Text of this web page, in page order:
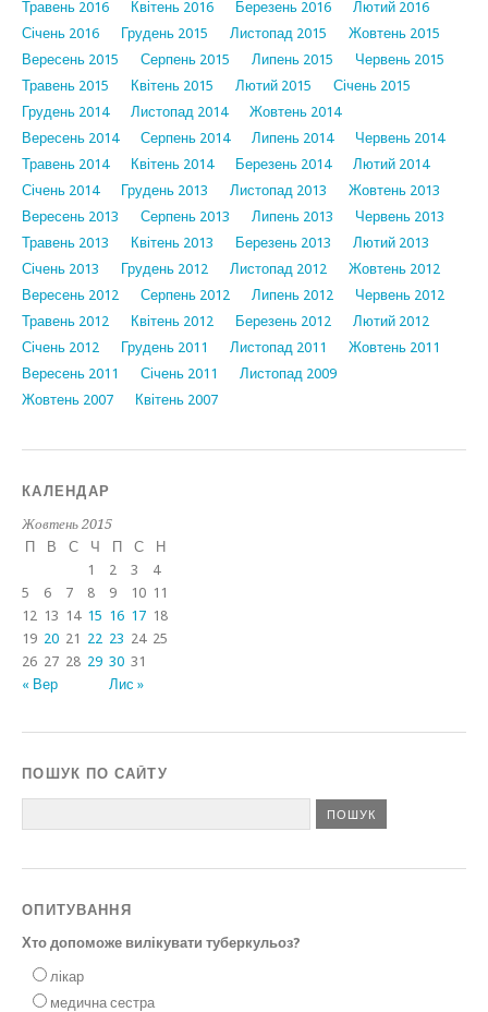
Травень 2016 Квітень 2016 Березень 2016
Лютий 2016
Січень 2016
Грудень 2015 Листопад 2015
Жовтень 2015
Вересень 2015
Серпень 2015 Липень 2015
Червень 2015
Травень 2015
Квітень 2015 Лютий 2015
Січень 2015
Грудень 2014
Листопад 2014
Жовтень 2014
Вересень 2014
Серпень 2014 Липень 2014
Червень 2014
Травень 2014
Квітень 2014 Березень 2014
Лютий 2014
Січень 2014
Грудень 2013 Листопад 2013
Жовтень 2013
Вересень 2013
Серпень 2013 Липень 2013
Червень 2013
Травень 2013
Квітень 2013 Березень 2013
Лютий 2013
Січень 2013
Грудень 2012 Листопад 2012
Жовтень 2012
Вересень 2012
Серпень 2012 Липень 2012
Червень 2012
Травень 2012
Квітень 2012 Березень 2012
Лютий 2012
Січень 2012
Грудень 2011 Листопад 2011
Жовтень 2011
Вересень 2011
Січень 2011
Листопад 2009
Жовтень 2007
Квітень 2007
КАЛЕНДАР
Жовтень 2015
П
В С Ч П С Н
« Вер Лис »
1 2 3
4
5
6 7 8 9 10 11
12 13 14 15 16 17 18
19 20 21 22 23 24 25
26 27 28 29 30 31
ПОШУК ПО САЙТУ
ОПИТУВАННЯ
Хто допоможе вилікувати туберкульоз?
лікар
медична сестра